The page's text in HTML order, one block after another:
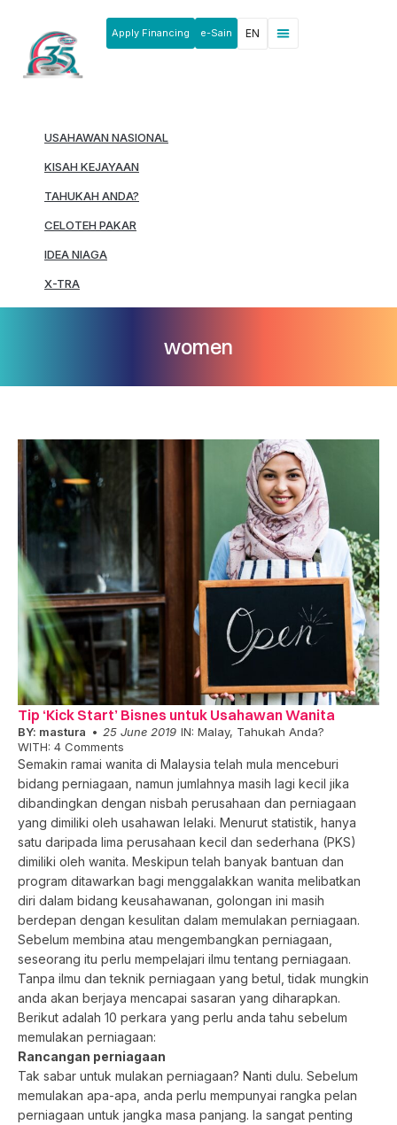
Apply Financing e-Sain EN
USAHAWAN NASIONAL
KISAH KEJAYAAN
TAHUKAH ANDA?
CELOTEH PAKAR
IDEA NIAGA
X-TRA
women
Tip ‘Kick Start’ Bisnes untuk Usahawan Wanita
BY: mastura 25 June 2019 IN: Malay, Tahukah Anda?
WITH: 4 Comments
Semakin ramai wanita di Malaysia telah mula menceburi
bidang perniagaan, namun jumlahnya masih lagi kecil jika
dibandingkan dengan nisbah perusahaan dan perniagaan
yang dimiliki oleh usahawan lelaki. Menurut statistik, hanya
satu daripada lima perusahaan kecil dan sederhana (PKS)
dimiliki oleh wanita. Meskipun telah banyak bantuan dan
program ditawarkan bagi menggalakkan wanita melibatkan
diri dalam bidang keusahawanan, golongan ini masih
berdepan dengan kesulitan dalam memulakan perniagaan.
Sebelum membina atau mengembangkan perniagaan,
seseorang itu perlu mempelajari ilmu tentang perniagaan.
Tanpa ilmu dan teknik perniagaan yang betul, tidak mungkin
anda akan berjaya mencapai sasaran yang diharapkan.
Berikut adalah 10 perkara yang perlu anda tahu sebelum
memulakan perniagaan:
Rancangan perniagaan
Tak sabar untuk mulakan perniagaan? Nanti dulu. Sebelum
memulakan apa-apa, anda perlu mempunyai rangka pelan
perniagaan untuk jangka masa panjang. Ia sangat penting